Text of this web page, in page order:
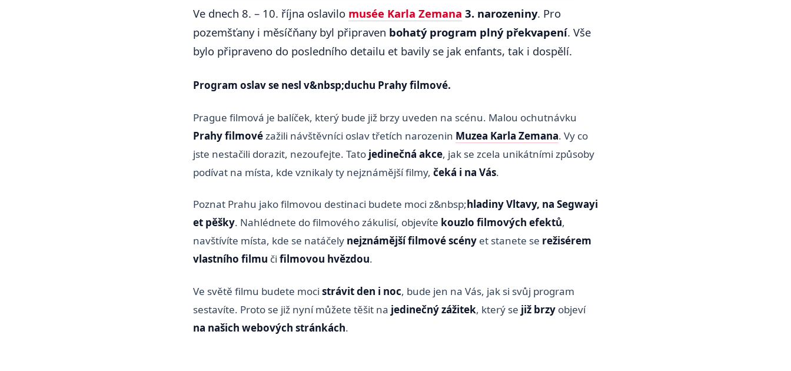
Ve dnech 8. – 10. října oslavilo musée Karla Zemana 3. narozeniny. Pro
pozemšťany i měsíčňany byl připraven bohatý program plný překvapení. Vše
bylo připraveno do posledního detailu et bavily se jak enfants, tak i dospělí.
Program oslav se nesl v&nbsp;duchu Prahy filmové.
Prague filmová je balíček, který bude již brzy uveden na scénu. Malou ochutnávku
Prahy filmovézažili návštěvníci oslav třetích narozenin Muzea Karla Zemana. Vy co
jste nestačili dorazit, nezoufejte. Tato jedinečná akce, jak se zcela unikátními způsoby
podívat na místa, kde vznikaly ty nejznámější filmy, čeká i na Vás.
Poznat Prahu jako filmovou destinaci budete moci z&nbsp;hladiny Vltavy, na Segwayi
et pěšky. Nahlédnete do filmového zákulisí, objevíte kouzlo filmových efektů,
navštívíte místa, kde se natáčely nejznámější filmové scény et stanete se režisérem
vlastního filmu či filmovou hvězdou.
Ve světě filmu budete moci strávit den i noc, bude jen na Vás, jak si svůj program
sestavíte. Proto se již nyní můžete těšit na jedinečný zážitek, který se již brzy objeví
na našich webových stránkách.